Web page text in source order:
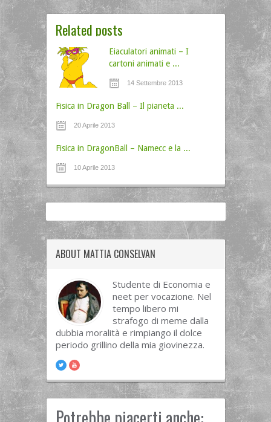
Related posts
Eiaculatori animati – I
cartoni animati e ...
14 Settembre 2013
Fisica in Dragon Ball – Il pianeta ...
20 Aprile 2013
Fisica in DragonBall – Namecc e la ...
10 Aprile 2013
ABOUT MATTIA CONSELVAN
Studente di Economia e
neet per vocazione. Nel
tempo libero mi
strafogo di meme dalla
dubbia moralità e rimpiango il dolce
periodo grillino della mia giovinezza.